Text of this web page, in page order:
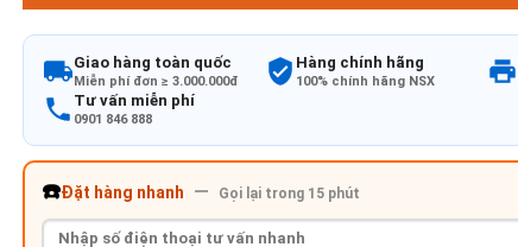
Giao hàng toàn quốc
Miễn phí đơn ≥ 3.000.000đ
Hàng chính hãng
100% chính hãng NSX
Tư vấn miễn phí
0901 846 888
☎️Đặt hàng nhanh — Gọi lại trong 15 phút